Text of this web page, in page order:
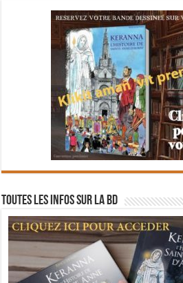
Toutes les infos sur la BD